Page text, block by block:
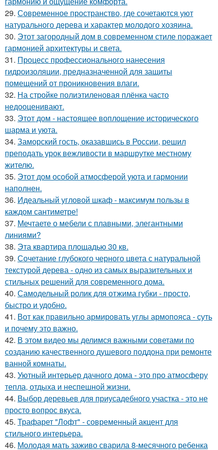
29. Современное пространство, где сочетаются уют
натурального дерева и характер молодого хозяина.
30. Этот загородный дом в современном стиле поражает
гармонией архитектуры и света.
31. Процесс профессионального нанесения
гидроизоляции, предназначенной для защиты
помещений от проникновения влаги.
32. На стройке полиэтиленовая плёнка часто
недооценивают.
33. Этот дом - настоящее воплощение исторического
шарма и уюта.
34. Заморский гость, оказавшись в России, решил
преподать урок вежливости в маршрутке местному
жителю.
35. Этот дом особой атмосферой уюта и гармонии
наполнен.
36. Идеальный угловой шкаф - максимум пользы в
каждом сантиметре!
37. Мечтаете о мебели с плавными, элегантными
линиями?
38. Эта квартира площадью 30 кв.
39. Сочетание глубокого черного цвета с натуральной
текстурой дерева - одно из самых выразительных и
стильных решений для современного дома.
40. Самодельный ролик для отжима губки - просто,
быстро и удобно.
41. Вот как правильно армировать углы армопояса - суть
и почему это важно.
42. В этом видео мы делимся важными советами по
созданию качественного душевого поддона при ремонте
ванной комнаты.
43. Уютный интерьер дачного дома - это про атмосферу
тепла, отдыха и неспешной жизни.
44. Выбор деревьев для приусадебного участка - это не
просто вопрос вкуса.
45. Трафарет "Лофт" - современный акцент для
стильного интерьера.
46. Молодая мать заживо сварила 8-месячного ребенка